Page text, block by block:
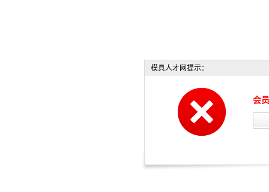
模具人才网提示：
会